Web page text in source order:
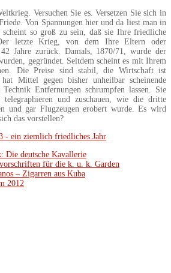
Versuchen Sie es. Versetzen Sie sich in
Von Spannungen hier und da liest man in
scheint so groß zu sein, daß sie Ihre friedliche
letzte Krieg, von dem Ihre Eltern oder
Jahre zurück. Damals, 1870/71, wurde der
gegründet. Seitdem scheint es mit Ihrem
Die Preise sind stabil, die Wirtschaft ist
Mittel gegen bisher unheilbar scheinende
Entfernungen schrumpfen lassen. Sie
und zuschauen, wie die dritte
und gar Flugzeugen erobert wurde. Es wird
das vorstellen?
- ein ziemlich friedliches Jahr
Die deutsche Kavallerie
für die k. u. k. Garden
– Zigarren aus Kuba
2012